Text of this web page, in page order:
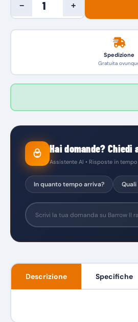
− +
Spedizione
Gratuita
Hai domande? Chiedi
Assistente AI • Risposte in tempo
In quanto tempo arriva?
Descrizione Specifiche